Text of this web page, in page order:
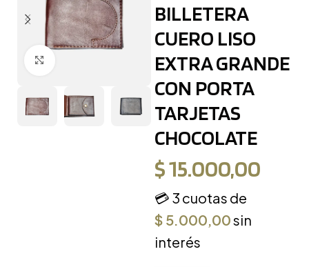
BILLETERA
CUERO LISO
EXTRA GRANDE
CON PORTA
TARJETAS
CHOCOLATE
$15.000,00
💳 3 cuotas de
$ 5.000,00sin
interés